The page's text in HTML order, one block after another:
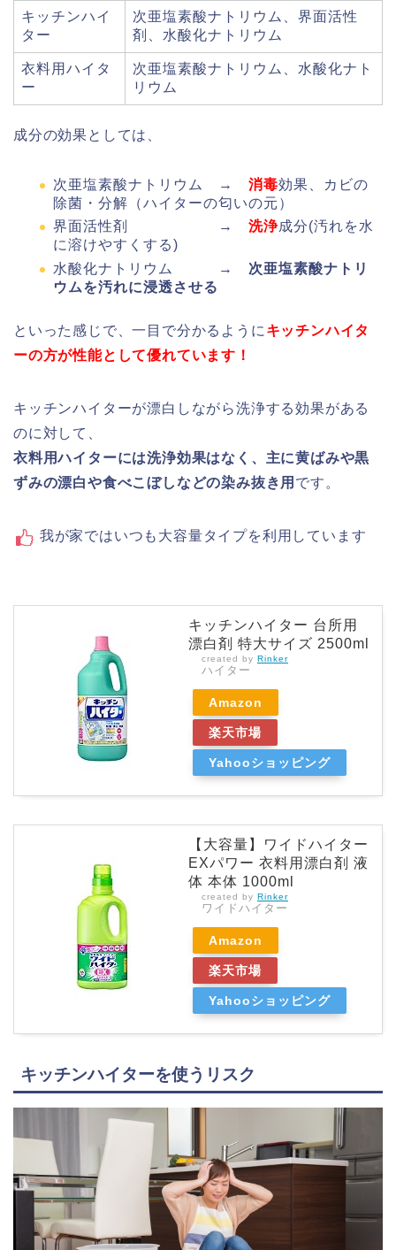
キッチンハイ
ター
次亜塩素酸ナトリウム、界面活性
剤、水酸化ナトリウム
衣料用ハイタ
ー
次亜塩素酸ナトリウム、水酸化ナト
リウム
成分の効果としては、
次亜塩素酸ナトリウム → 消毒効果、カビの
除菌・分解（ハイターの匂いの元）
界面活性剤 → 洗浄成分(汚れを水
に溶けやすくする)
水酸化ナトリウム → 次亜塩素酸ナトリ
ウムを汚れに浸透させる
といった感じで、一目で分かるように キッチンハイタ
ーの方が性能として優れています！
キッチンハイターが漂白しながら洗浄する効果がある
のに対して、
衣料用ハイターには洗浄効果はなく、主に黄ばみや黒
ずみの漂白や食べこぼしなどの染み抜き用 です。
我が家ではいつも大容量タイプを利用しています
キッチンハイター 台所用
漂白剤 特大サイズ 2500ml
created by Rinker
ハイター
Amazon
楽天市場
Yahooショッピング
【大容量】ワイドハイター
EXパワー 衣料用漂白剤 液
体 本体 1000ml
created by Rinker
ワイドハイター
Amazon
楽天市場
Yahooショッピング
キッチンハイターを使うリスク